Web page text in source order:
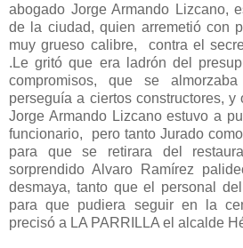
abogado Jorge Armando Lizcano,
de la ciudad, quien arremetió con
muy grueso calibre, contra el
.Le gritó que era ladrón del
compromisos, que se
perseguía a ciertos constructores, y
Jorge Armando Lizcano estuvo a
funcionario, pero tanto Jurado
para que se retirara del
sorprendido Alvaro Ramírez
desmaya, tanto que el personal
para que pudiera seguir en la
precisó a LA PARRILLA el alcalde